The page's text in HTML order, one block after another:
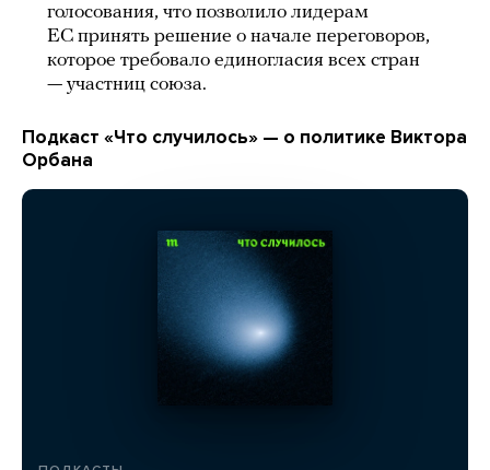
голосования, что позволило лидерам
ЕС принять решение о начале переговоров,
которое требовало единогласия всех стран
— участниц союза.
Подкаст «Что случилось» — о политике Виктора
Орбана